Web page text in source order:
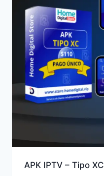
APK IPTV – Tipo XC